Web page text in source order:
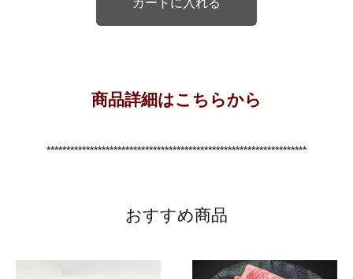
商品詳細はこちらから
******************************************************************
おすすめ商品